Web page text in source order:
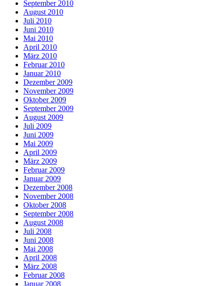
September 2010
August 2010
Juli 2010
Juni 2010
Mai 2010
April 2010
März 2010
Februar 2010
Januar 2010
Dezember 2009
November 2009
Oktober 2009
September 2009
August 2009
Juli 2009
Juni 2009
Mai 2009
April 2009
März 2009
Februar 2009
Januar 2009
Dezember 2008
November 2008
Oktober 2008
September 2008
August 2008
Juli 2008
Juni 2008
Mai 2008
April 2008
März 2008
Februar 2008
Januar 2008